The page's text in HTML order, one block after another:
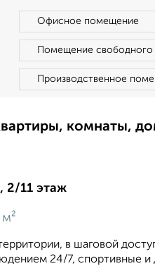
Офисное помещение
Помещение свободного
Производственное
комнаты,
2/11 этаж
м²
в шаговой
24/7, спортивные